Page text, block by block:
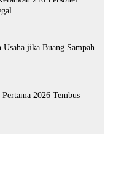
jika Buang Sampah
2026 Tembus